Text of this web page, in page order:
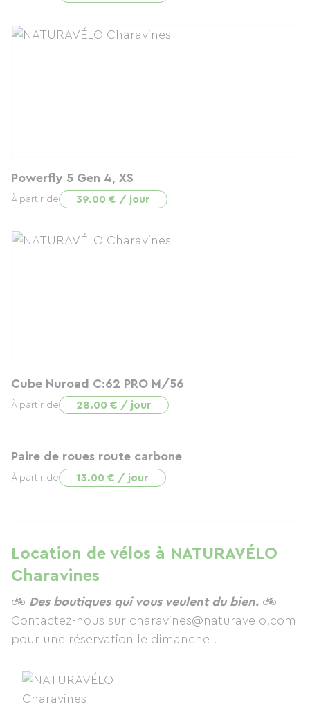
Powerfly 5 Gen 4, XS
À partir de 39.00 € / jour
Cube Nuroad C:62 PRO M/56
À partir de 28.00 € / jour
Paire de roues route carbone
À partir de 13.00 € / jour
Location de vélos à NATURAVÉLO
Charavines
🚲 Des boutiques qui vous veulent du bien. 🚲
Contactez-nous sur charavines@naturavelo.com
pour une réservation le dimanche !